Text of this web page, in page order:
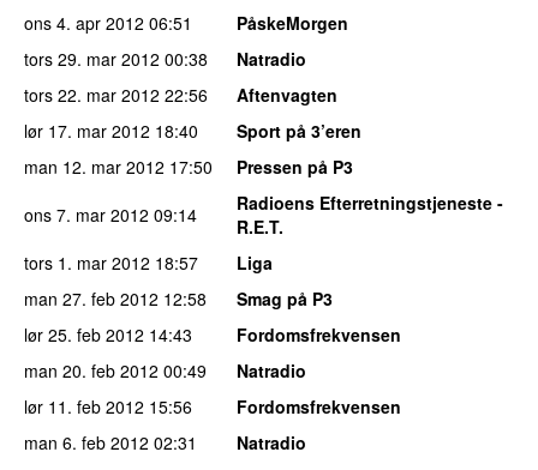
ons 4. apr 2012 06:51
PåskeMorgen
tors 29. mar 2012 00:38
Natradio
tors 22. mar 2012 22:56
Aftenvagten
lør 17. mar 2012 18:40
Sport på 3’eren
man 12. mar 2012 17:50
Pressen på P3
ons 7. mar 2012 09:14
Radioens Efterretningstjeneste -
R.E.T.
tors 1. mar 2012 18:57
Liga
man 27. feb 2012 12:58
Smag på P3
lør 25. feb 2012 14:43
Fordomsfrekvensen
man 20. feb 2012 00:49
Natradio
lør 11. feb 2012 15:56
Fordomsfrekvensen
man 6. feb 2012 02:31
Natradio